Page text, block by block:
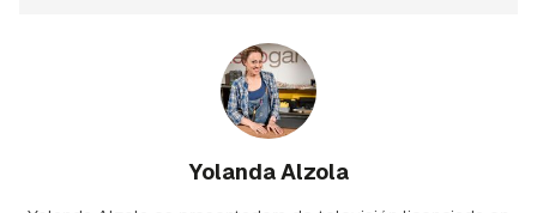
Yolanda Alzola